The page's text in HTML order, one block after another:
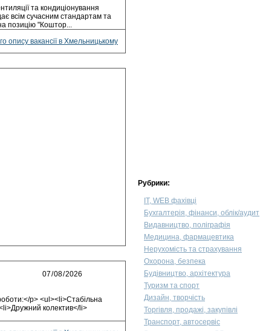
та кондиціонування
всім сучасним стандартам та
позицію "Коштор...
опису вакансії в Хмельницькому
p> <ul><li>Стабільна
колектив</li>
Рубрики:
IT, WEB фахівці
Бухгалтерія, фінанси, облік/аудит
Видавництво, поліграфія
Медицина, фармацевтика
Нерухомість та страхування
Охорона, безпека
Будівництво, архітектура
Туризм та спорт
Дизайн, творчість
Торгівля, продажі, закупівлі
Транспорт, автосервіс